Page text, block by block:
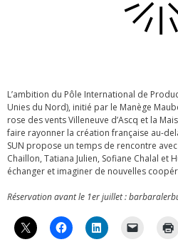
L’ambition du Pôle International de
Unies du Nord), initié par le Manège
rose des vents Villeneuve d’Ascq et la
faire rayonner la création française au-
SUN propose un temps de rencontre
Chaillon, Tatiana Julien, Sofiane Chalal et
échanger et imaginer de nouvelles
Réservation avant le 1er juillet :